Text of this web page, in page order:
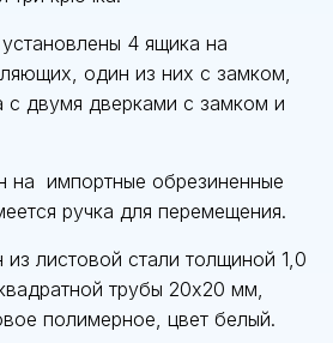
4 ящика на
один из них с замком,
двумя дверками с замком и
на импортные обрезиненные
ручка для перемещения.
из листовой стали толщиной 1,0
трубы 20х20 мм,
полимерное, цвет белый.